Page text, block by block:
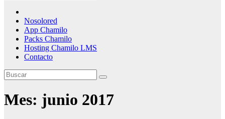
Nosolored
App Chamilo
Packs Chamilo
Hosting Chamilo LMS
Contacto
Mes: junio 2017